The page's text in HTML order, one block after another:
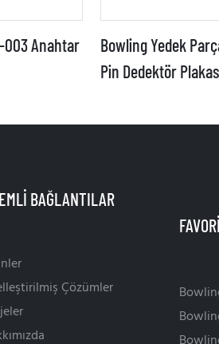
Anahtar
Bowling Yedek
Pin Dedektör
BAĞLANTILAR
Çözümler